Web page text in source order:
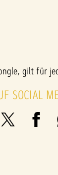
gilt für
SOCIAL